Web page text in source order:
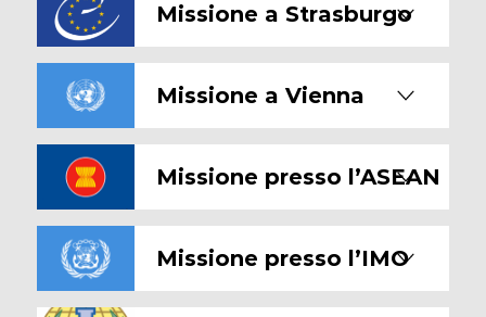
Missione a Strasburgo
Missione a Vienna
Missione presso l’ASEAN
Missione presso l’IMO